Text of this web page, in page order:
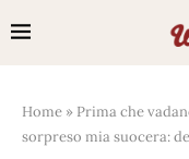
Home » Prima che
sorpreso mia suocera: